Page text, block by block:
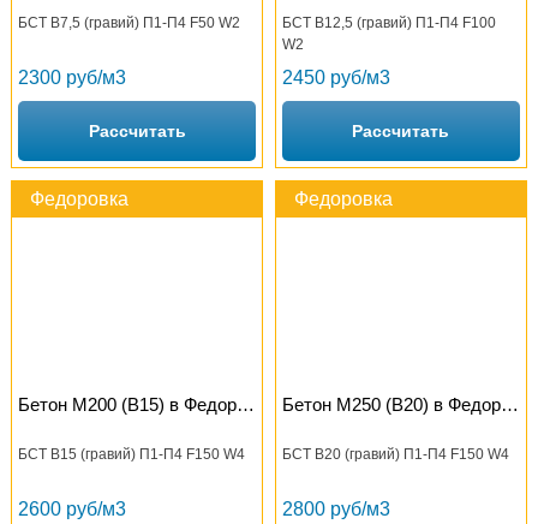
БСТ В7,5 (гравий) П1-П4 F50 W2
2300 руб/м3
Рассчитать
БСТ В12,5 (гравий) П1-П4 F100
W2
2450 руб/м3
Рассчитать
Федоровка
Бетон М200 (B15) в Федоровке
БСТ В15 (гравий) П1-П4 F150 W4
2600 руб/м3
Федоровка
Бетон М250 (B20) в Федоровке
БСТ В20 (гравий) П1-П4 F150 W4
2800 руб/м3